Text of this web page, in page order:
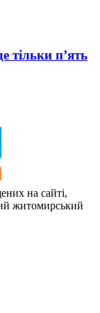
тільки п’ять
на сайті,
житомирський